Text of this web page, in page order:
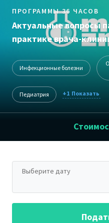
ПРОГРАММЫ 36 ЧАСОВ
Актуальные вопросы
практике врача-
Инфекционные болезни
Педиатрия +1
Выберите дату